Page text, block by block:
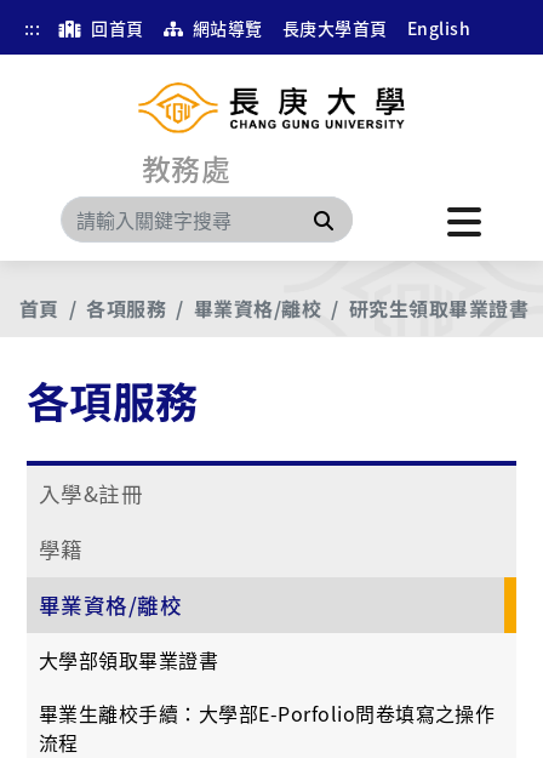
::: 回首頁 網站導覽 長庚大學首頁 English
教務處
搜尋
首頁 各項服務 畢業資格/離校 研究生領取畢業證書
各項服務
入學&註冊
學籍
畢業資格/離校
大學部領取畢業證書
畢業生離校手續：大學部E-Porfolio問卷填寫之操作
流程